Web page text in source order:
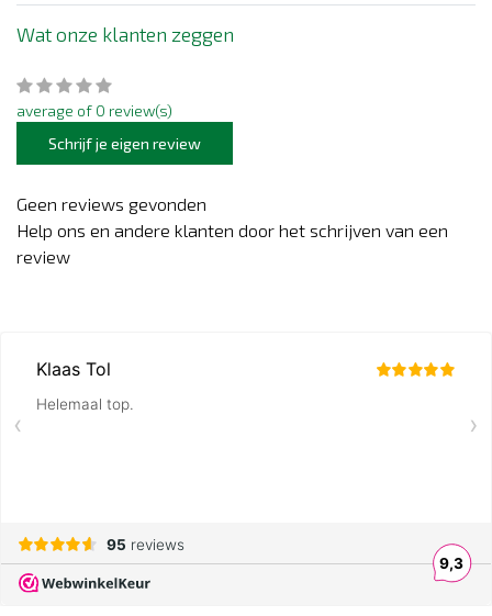
Wat onze klanten zeggen
average of 0 review(s)
Schrijf je eigen review
Geen reviews gevonden
Help ons en andere klanten door het schrijven van een
review